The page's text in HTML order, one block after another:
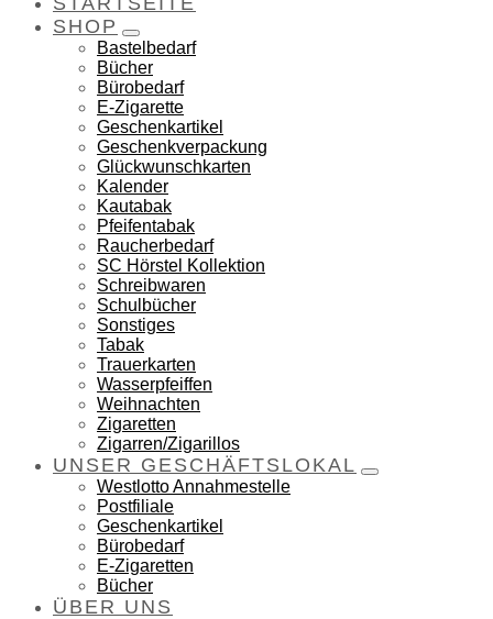
SHOP
Bastelbedarf
Bücher
Bürobedarf
E-Zigarette
Geschenkartikel
Geschenkverpackung
Glückwunschkarten
Kalender
Kautabak
Pfeifentabak
Raucherbedarf
SC Hörstel Kollektion
Schreibwaren
Schulbücher
Sonstiges
Tabak
Trauerkarten
Wasserpfeiffen
Weihnachten
Zigaretten
Zigarren/Zigarillos
UNSER GESCHÄFTSLOKAL
Westlotto Annahmestelle
Postfiliale
Geschenkartikel
Bürobedarf
E-Zigaretten
Bücher
ÜBER UNS